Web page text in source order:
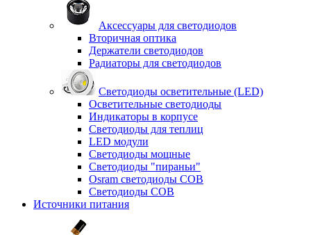
Аксессуары для светодиодов
Вторичная оптика
Держатели светодиодов
Радиаторы для светодиодов
Светодиоды осветительные (LED)
Осветительные светодиоды
Индикаторы в корпусе
Светодиоды для теплиц
LED модули
Светодиоды мощные
Светодиоды "пираньи"
Osram светодиоды COB
Светодиоды COB
Источники питания